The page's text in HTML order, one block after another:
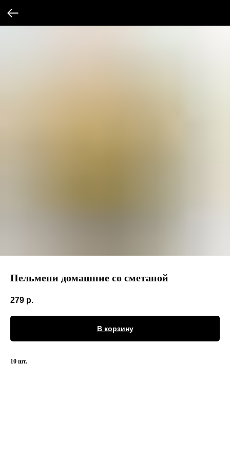
Пельмени домашние со сметаной
279 р.
В корзину
10 шт.